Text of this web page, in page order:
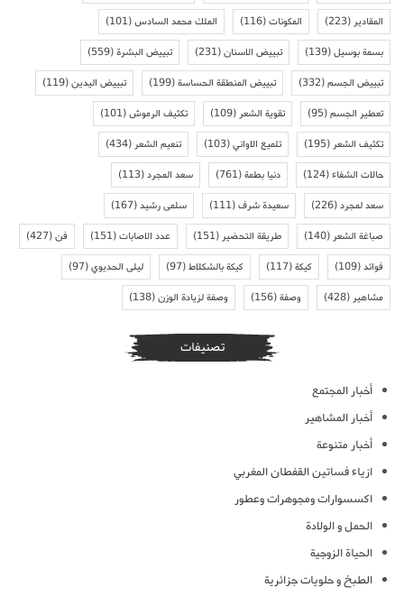
المقادير(223) المكونات(116) الملك محمد السادس(101)
بسمة بوسيل(139) تبييض الاسنان(231) تبييض البشرة(559)
تبييض الجسم(332) تبييض المنطقة الحساسة(199) تبييض اليدين(119)
تعطير الجسم(95) تقوية الشعر(109) تكثيف الرموش(101)
تكثيف الشعر(195) تلميع الاواني(103) تنعيم الشعر(434)
حالات الشفاء(124) دنيا بطمة(761) سعد المجرد(113)
سعد لمجرد(226) سعيدة شرف(111) سلمى رشيد(167)
صباغة الشعر(140) طريقة التحضير(151) عدد الاصابات(151) فن(427)
فوائد(109) كيكة(117) كيكة بالشكلاط(97) ليلى الحديوي(97)
مشاهير(428) وصفة(156) وصفة لزيادة الوزن(138)
تصنيفات
أخبار المجتمع
أخبار المشاهير
أخبار متنوعة
ازياء فساتين القفطان المغربي
اكسسوارات ومجوهرات وعطور
الحمل و الولادة
الحياة الزوجية
الطبخ و حلويات جزائرية